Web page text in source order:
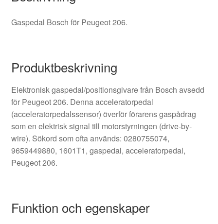
Gaspedal Bosch för Peugeot 206.
Produktbeskrivning
Elektronisk gaspedal/positionsgivare från Bosch avsedd
för Peugeot 206. Denna acceleratorpedal
(acceleratorpedalssensor) överför förarens gaspådrag
som en elektrisk signal till motorstyrningen (drive-by-
wire). Sökord som ofta används: 0280755074,
9659449880, 1601T1, gaspedal, acceleratorpedal,
Peugeot 206.
Funktion och egenskaper